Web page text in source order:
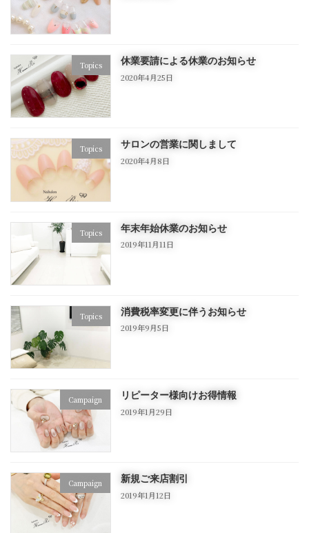
Topics 休業要請による休業のお知らせ
2020年4月25日
Topics サロンの営業に関しまして
2020年4月8日
Topics 年末年始休業のお知らせ
2019年11月11日
Topics 消費税率変更に伴うお知らせ
2019年9月5日
Campaign リピーター様向けお得情報
2019年1月29日
Campaign 新規ご来店割引
2019年1月12日